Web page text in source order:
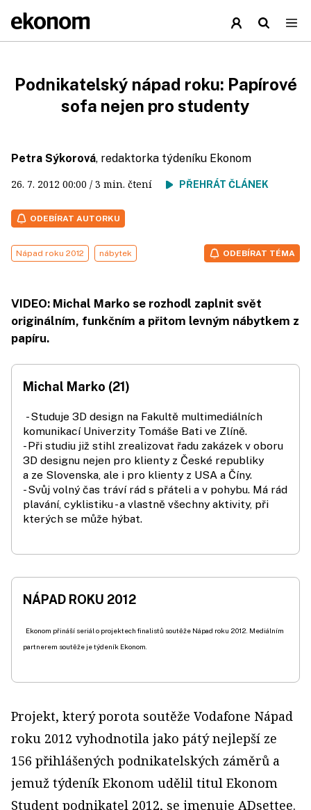
Podnikatelský nápad roku: Papírové
sofa nejen pro studenty
Petra Sýkorová, redaktorka týdeníku Ekonom
26. 7. 2012 00:00 / 3 min. čtení PŘEHRÁT ČLÁNEK
ODEBÍRAT AUTORKU
Nápad roku 2012 nábytek ODEBÍRAT TÉMA
VIDEO: Michal Marko se rozhodl zaplnit svět
originálním, funkčním a přitom levným nábytkem z
papíru.
Michal Marko (21)
- Studuje 3D design na Fakultě multimediálních
komunikací Univerzity Tomáše Bati ve Zlíně.
- Při studiu již stihl zrealizovat řadu zakázek v oboru
3D designu nejen pro klienty z České republiky
a ze Slovenska, ale i pro klienty z USA a Číny.
- Svůj volný čas tráví rád s přáteli a v pohybu. Má rád
plavání, cyklistiku - a vlastně všechny aktivity, při
kterých se může hýbat.
NÁPAD ROKU 2012
Ekonom přináší seriál o projektech finalistů soutěže Nápad roku 2012. Mediálním
partnerem soutěže je týdeník Ekonom.
Projekt, který porota soutěže Vodafone Nápad
roku 2012 vyhodnotila jako pátý nejlepší ze
156 přihlášených podnikatelských záměrů a
jemuž týdeník Ekonom udělil titul Ekonom
Student podnikatel 2012, se jmenuje ADsettee.